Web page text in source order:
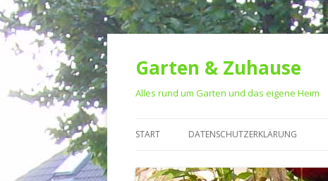
Garten & Zuhause
Alles rund um Garten und das eigene Heim
START DATENSCHUTZERKLÄRUNG